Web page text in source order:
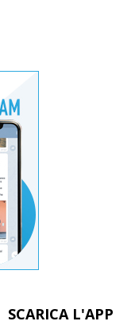
SCARICA L'APP